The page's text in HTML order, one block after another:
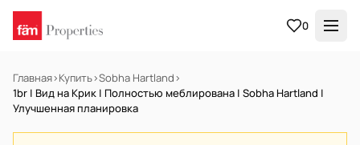
0
Главная›Купить›Sobha Hartland›
1br | Вид на Крик | Полностью меблирована | Sobha Hartland |
Улучшенная планировка